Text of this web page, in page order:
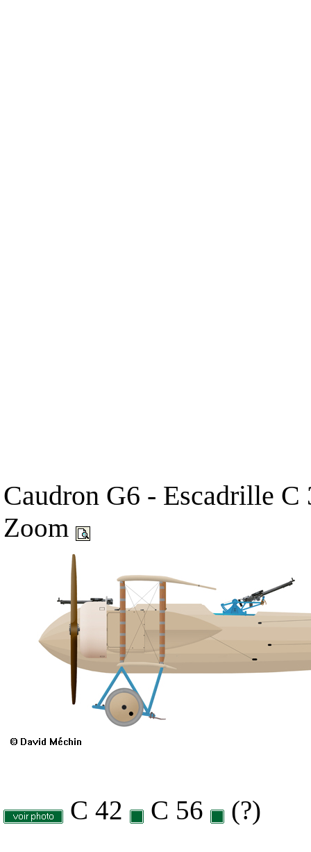
Caudron G6 - Escadrille C
Zoom
C 42 C 56 (?)